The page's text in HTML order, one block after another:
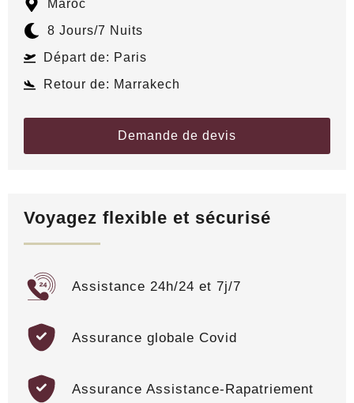
Maroc
8 Jours/7 Nuits
Départ de: Paris
Retour de: Marrakech
Demande de devis
Voyagez flexible et sécurisé
Assistance 24h/24 et 7j/7
Assurance globale Covid
Assurance Assistance-Rapatriement